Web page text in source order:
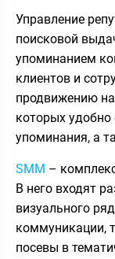
Управление
поисковой
упоминанием
клиентов и
продвижению
которых
упоминания, а
SMM –
В него входят
визуального
коммуникации,
посевы в